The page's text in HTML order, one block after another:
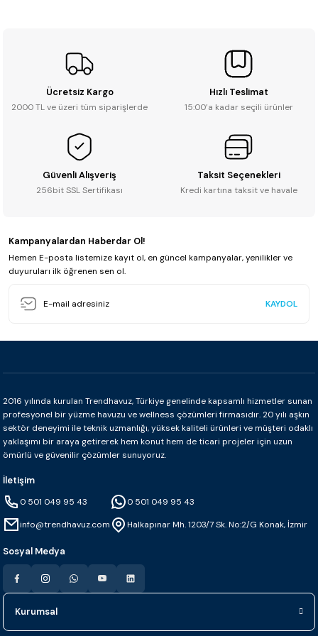
Ücretsiz Kargo
2000 TL ve üzeri tüm siparişlerde
Hızlı Teslimat
15:00’a kadar seçili ürünler
Güvenli Alışveriş
256bit SSL Sertifikası
Taksit Seçenekleri
Kredi kartına taksit ve havale
Kampanyalardan Haberdar Ol!
Hemen E-posta listemize kayıt ol, en güncel kampanyalar, yenilikler ve
duyuruları ilk öğrenen sen ol.
KAYDOL
2016 yılında kurulan Trendhavuz, Türkiye genelinde kapsamlı hizmetler sunan
profesyonel bir yüzme havuzu ve wellness çözümleri firmasıdır. 20 yılı aşkın
sektör deneyimi ile teknik uzmanlığı, yüksek kaliteli ürünleri ve müşteri odaklı
yaklaşımı bir araya getirerek hem konut hem de ticari projeler için uzun
ömürlü ve güvenilir çözümler sunuyoruz.
İletişim
0 501 049 95 43
info@trendhavuz.com
0 501 049 95 43
Halkapınar Mh. 1203/7 Sk. No:2/G Konak, İzmir
Sosyal Medya
Kurumsal